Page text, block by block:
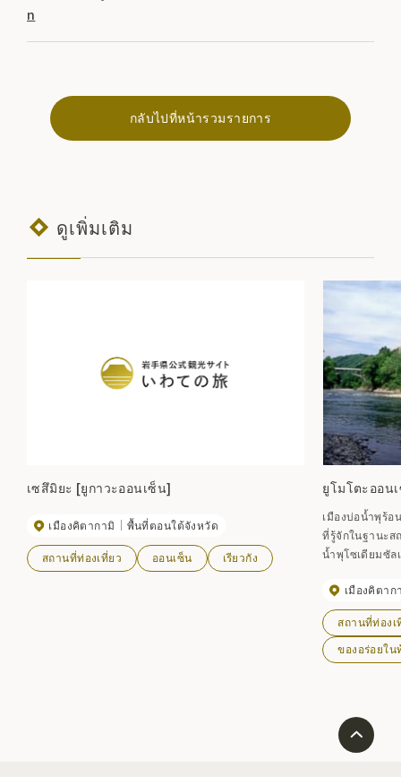
n
กลับไปที่หน้ารวมรายการ
ดูเพิ่มเติม
เซสึมิยะ [ยูกาวะออนเซ็น]
เมืองคิตากามิ พื้นที่ตอนใต้จังหวัด
สถานที่ท่องเที่ยว ออนเซ็น เรียวกัง
ยูโมโตะออน
เมืองบ่อน้ำพุร้อ
ที่รู้จักในฐานะส
น้ำพุโซเดียมซั
กม. คำว่า ``ยู
ออกมาจากภา
(ประมาณปี
เซ็นในปัจจุบัน .
เมืองคิตาก
สถานที่ท่องเ
ของอร่อยใน